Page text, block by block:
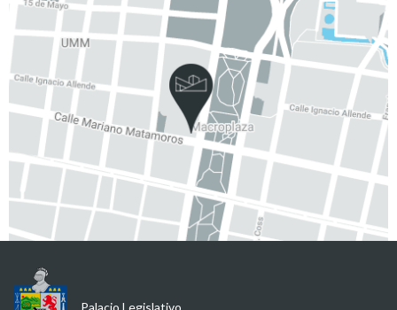
Palacio Legislativo